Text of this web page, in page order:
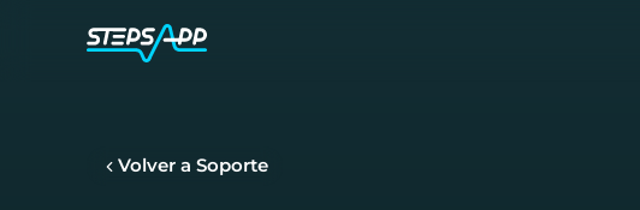
Volver a Soporte